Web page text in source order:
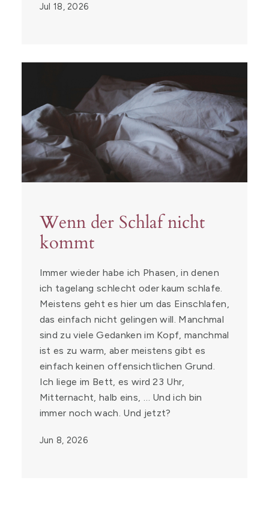
Jul 18, 2026
Wenn der Schlaf nicht
kommt
Immer wieder habe ich Phasen, in denen
ich tagelang schlecht oder kaum schlafe.
Meistens geht es hier um das Einschlafen,
das einfach nicht gelingen will. Manchmal
sind zu viele Gedanken im Kopf, manchmal
ist es zu warm, aber meistens gibt es
einfach keinen offensichtlichen Grund.
Ich liege im Bett, es wird 23 Uhr,
Mitternacht, halb eins, … Und ich bin
immer noch wach. Und jetzt?
Jun 8, 2026